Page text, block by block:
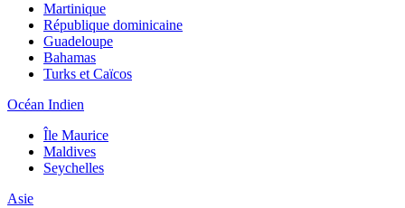
Martinique
République dominicaine
Guadeloupe
Bahamas
Turks et Caïcos
Océan Indien
Île Maurice
Maldives
Seychelles
Asie